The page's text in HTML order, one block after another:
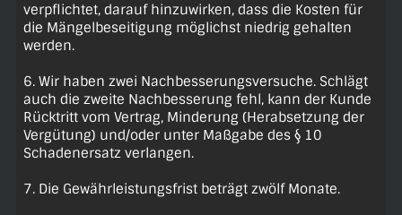
verpflichtet, darauf hinzuwirken, dass die Kosten für
die Mängelbeseitigung möglichst niedrig gehalten
werden.
6. Wir haben zwei Nachbesserungsversuche. Schlägt
auch die zweite Nachbesserung fehl, kann der Kunde
Rücktritt vom Vertrag, Minderung (Herabsetzung der
Vergütung) und/oder unter Maßgabe des § 10
Schadenersatz verlangen.
7. Die Gewährleistungsfrist beträgt zwölf Monate.